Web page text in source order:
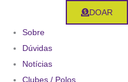
DOAR
Sobre
Dúvidas
Notícias
Clubes / Polos